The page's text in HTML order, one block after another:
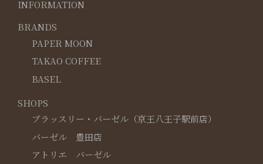
INFORMATION
BRANDS
PAPER MOON
TAKAO COFFEE
BASEL
SHOPS
ブラッスリー・バーゼル（京王八王子駅前店）
バーゼル 豊田店
アトリエ バーゼル